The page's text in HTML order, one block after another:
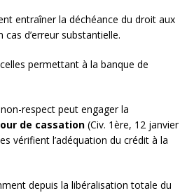
entraîner la déchéance du droit aux
d’erreur substantielle.
permettant à la banque de
respect peut engager la
de cassation (Civ. 1ère, 12 janvier
vérifient l’adéquation du crédit à la
depuis la libéralisation totale du